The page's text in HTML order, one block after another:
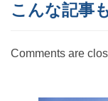
こんな記事
Comments are